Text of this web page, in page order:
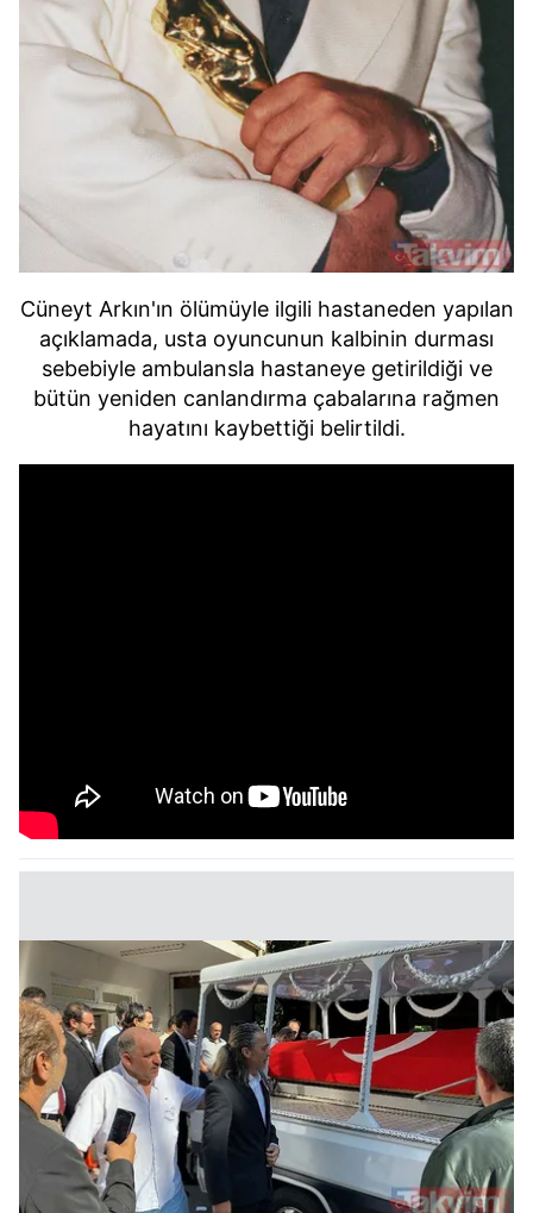
Cüneyt Arkın'ın ölümüyle ilgili hastaneden yapılan
açıklamada, usta oyuncunun kalbinin durması
sebebiyle ambulansla hastaneye getirildiği ve
bütün yeniden canlandırma çabalarına rağmen
hayatını kaybettiği belirtildi.